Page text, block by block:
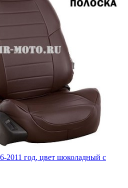
2011 год, цвет шоколадный с